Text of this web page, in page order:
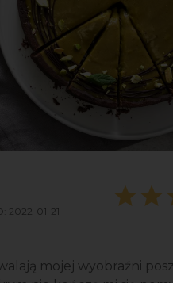
2022-01-21
mojej wyobraźni